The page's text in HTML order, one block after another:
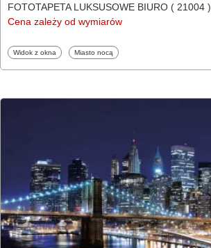
FOTOTAPETA LUKSUSOWE BIURO ( 21004 )
Cena zależy od wymiarów
Fototapety
Widok z okna Fototapety
Miasto nocą